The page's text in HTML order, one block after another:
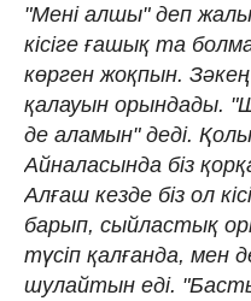
"Мені алшы" деп
кісіге ғашық та
көрген жоқпын. Зәкең
қалауын орындады.
де аламын" деді.
Айналасында біз
Алғаш кезде біз ол
барып, сыйластық
түсіп қалғанда, мен
шулайтын еді.